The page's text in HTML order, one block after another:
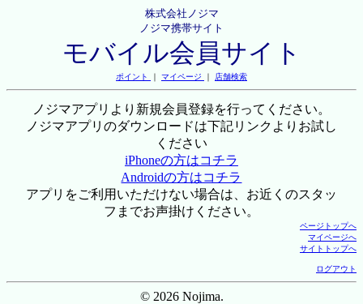
株式会社ノジマ
ノジマ携帯サイト
モバイル会員サイト
ポイント ｜ マイページ ｜ 店舗検索
ノジマアプリより新規会員登録を行ってください。
ノジマアプリのダウンロードは下記リンクよりお試し
ください
iPhoneの方はコチラ
Androidの方はコチラ
アプリをご利用いただけない場合は、お近くのスタッ
フまでお声掛けください。
ページトップへ
マイページへ
サイトトップへ
ログアウト
© 2026 Nojima.